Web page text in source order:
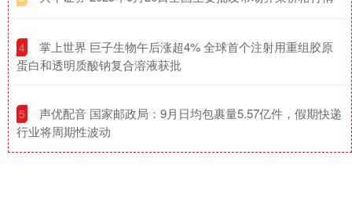
4
​掌上世界 巨子生物午后涨超4% 全球首个注射用重组胶原
蛋白和透明质酸钠复合溶液获批
5
​声优配音 国家邮政局：9月日均包裹量5.57亿件，假期快递
行业将周期性波动